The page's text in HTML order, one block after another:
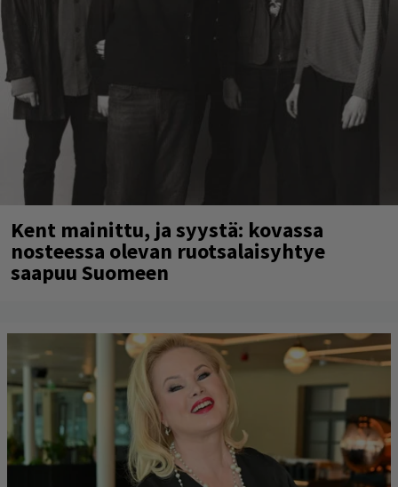
Kent mainittu, ja syystä: kovassa
nosteessa olevan ruotsalaisyhtye
saapuu Suomeen